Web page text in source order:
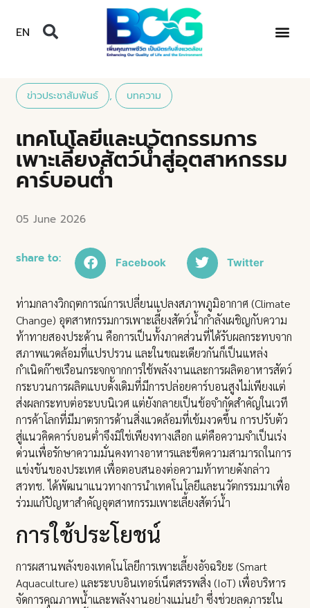
EN
ข่าวประชาสัมพันธ์ , บทความ
เทคโนโลยีและนวัตกรรมการ
เพาะเลี้ยงสัตว์น้ำสู่อุตสาหกรรม
คาร์บอนต่ำ
05 June 2026
share to: Facebook Twitter
ท่ามกลางวิกฤตการณ์การเปลี่ยนแปลงสภาพภูมิอากาศ (Climate
Change) อุตสาหกรรมการเพาะเลี้ยงสัตว์น้ำกำลังเผชิญกับความ
ท้าทายสองประด้าน คือการเป็นทั้งภาคส่วนที่ได้รับผลกระทบจาก
สภาพแวดล้อมที่แปรปรวน และในขณะเดียวกันก็เป็นแหล่ง
กำเนิดก๊าซเรือนกระจกจากการใช้พลังงานและการผลิตอาหารสัตว์
กระบวนการผลิตแบบดั้งเดิมที่มีการปล่อยคาร์บอนสูงไม่เพียงแต่
ส่งผลกระทบต่อระบบนิเวศ แต่ยังกลายเป็นข้อจำกัดสำคัญในเวที
การค้าโลกที่มีมาตรการด้านสิ่งแวดล้อมที่เข้มงวดขึ้น การปรับตัว
สู่แนวคิดคาร์บอนต่ำจึงมิใช่เพียงทางเลือก แต่คือความจำเป็นเร่ง
ด่วนเพื่อรักษาความมั่นคงทางอาหารและขีดความสามารถในการ
แข่งขันของประเทศ เพื่อตอบสนองต่อความท้าทายดังกล่าว
สวทช. ได้พัฒนาแนวทางการนำเทคโนโลยีและนวัตกรรมมาเพื่อ
ร่วมแก้ปัญหาสำคัญอุตสาหกรรมเพาะเลี้ยงสัตว์น้ำ
การใช้ประโยชน์
การผสานพลังของเทคโนโลยีการเพาะเลี้ยงอัจฉริยะ (Smart
Aquaculture) และระบบอินเทอร์เน็ตสรรพสิ่ง (IoT) เพื่อบริหาร
จัดการคุณภาพน้ำและพลังงานอย่างแม่นยำ ซึ่งช่วยลดภาระใน